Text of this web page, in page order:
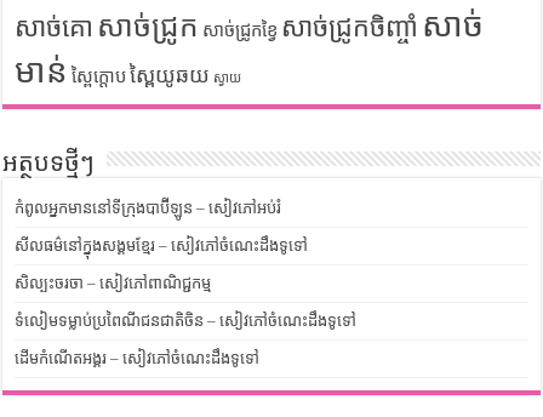
សាច់គោ សាច់ជ្រូក សាច់ជ្រូកខ្វៃ សាច់ជ្រូកចិញ្ចាំ សាច់
មាន់ ស្ពៃក្តោប ស្ពៃយូឆយ ស្វាយ
អត្ថបទថ្មីៗ
កំពូលអ្នកមាននៅទីក្រុងបាប៊ីឡូន – សៀវភៅអប់រំ
សីលធម៌នៅក្នុងសង្គមខ្មែរ – សៀវភៅចំណេះដឹងទូទៅ
សិល្បះចរចា – សៀវភៅពាណិជ្ជកម្ម
ទំលៀមទម្លាប់ប្រពៃណីជនជាតិចិន – សៀវភៅចំណេះដឹងទូទៅ
ដើមកំណើតអង្គរ – សៀវភៅចំណេះដឹងទូទៅ